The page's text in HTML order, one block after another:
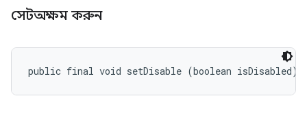
সেটঅক্ষম করুন
public final void setDisable (boolean isDisabled)